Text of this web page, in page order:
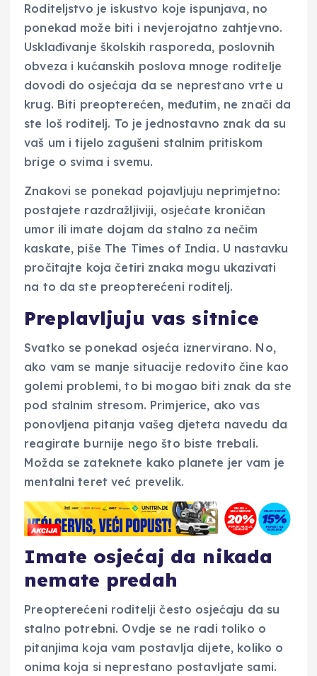
Roditeljstvo je iskustvo koje ispunjava, no
ponekad može biti i nevjerojatno zahtjevno.
Usklađivanje školskih rasporeda, poslovnih
obveza i kućanskih poslova mnoge roditelje
dovodi do osjećaja da se neprestano vrte u
krug. Biti preopterećen, međutim, ne znači da
ste loš roditelj. To je jednostavno znak da su
vaš um i tijelo zagušeni stalnim pritiskom
brige o svima i svemu.
Znakovi se ponekad pojavljuju neprimjetno:
postajete razdražljiviji, osjećate kroničan
umor ili imate dojam da stalno za nečim
kaskate, piše The Times of India. U nastavku
pročitajte koja četiri znaka mogu ukazivati
na to da ste preopterećeni roditelj.
Preplavljuju vas sitnice
Svatko se ponekad osjeća iznervirano. No,
ako vam se manje situacije redovito čine kao
golemi problemi, to bi mogao biti znak da ste
pod stalnim stresom. Primjerice, ako vas
ponovljena pitanja vašeg djeteta navedu da
reagirate burnije nego što biste trebali.
Možda se zateknete kako planete jer vam je
mentalni teret već prevelik.
Imate osjećaj da nikada
nemate predah
Preopterećeni roditelji često osjećaju da su
stalno potrebni. Ovdje se ne radi toliko o
pitanjima koja vam postavlja dijete, koliko o
onima koja si neprestano postavljate sami.